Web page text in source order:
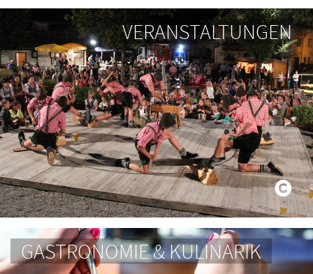
VERANSTALTUNGEN
GASTRONOMIE & KULINARIK